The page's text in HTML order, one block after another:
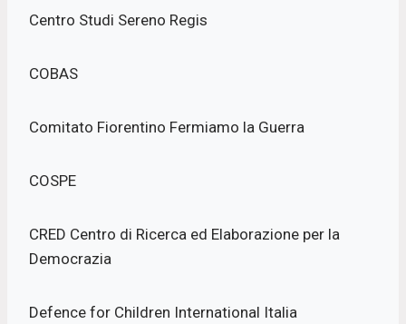
Centro Studi Sereno Regis
COBAS
Comitato Fiorentino Fermiamo la Guerra
COSPE
CRED Centro di Ricerca ed Elaborazione per la
Democrazia
Defence for Children International Italia